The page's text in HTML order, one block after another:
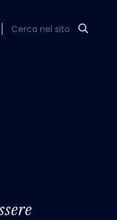
Cerca nel sito